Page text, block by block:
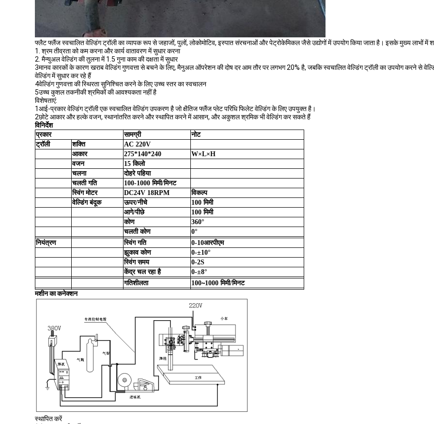
फ्लैट फ्लैंज स्वचालित वेल्डिंग ट्रॉली का व्यापक रूप से जहाजों, पुलों, लोकोमोटिव, इस्पात संरचनाओं और पेट्रोकेमिकल जैसे उद्योगों में उपयोग किया जाता है। इसके मुख्य लाभों में
1. श्रम तीव्रता को कम करना और कार्य वातावरण में सुधार करना
2. मैन्युअल वेल्डिंग की तुलना में 1.5 गुना काम की दक्षता में सुधार
3मानव कारकों के कारण खराब वेल्डिंग गुणवत्ता से बचने के लिए, मैनुअल ऑपरेशन की दोष दर आम तौर पर लगभग 20% है, जबकि स्वचालित वेल्डिंग ट्रॉली का उपयोग करने से
वेल्डिंग में सुधार कर रहे हैं
4वेल्डिंग गुणवत्ता की स्थिरता सुनिश्चित करने के लिए उच्च स्तर का स्वचालन
5उच्च कुशल तकनीकी श्रमिकों की आवश्यकता नहीं है
विशेषताएं:
1आई-प्रकार वेल्डिंग ट्रॉली एक स्वचालित वेल्डिंग उपकरण है जो क्षैतिज फ्लैंज प्लेट परिधि फिलेट वेल्डिंग के लिए उपयुक्त है।
2छोटे आकार और हल्के वजन, स्थानांतरित करने और स्थापित करने में आसान, और अकुशल श्रमिक भी वेल्डिंग कर सकते हैं
विनिर्देश
प्रकार
सामग्री
नोट
ट्रॉली
शक्ति
AC 220V
आकार
275*140*240
W×L×H
वजन
15 किलो
चलना
दोहरे पहिया
चलती गति
100-1000 मिमी/मिनट
स्विंग मोटर
DC24V 18RPM
विकल्प
वेल्डिंग बंदूक
ऊपर/नीचे
100 मिमी
आगे/पीछे
100 मिमी
कोण
360°
चलती कोण
0°
नियंत्रण स्विंग गति
0-10आरपीएम
झुकाव कोण
0-±10°
स्विंग समय
0-2S
केंद्र चल रहा है
0-±8°
गतिशीलता
100∼1000 मिमी/मिनट
मशीन का कनेक्शन
स्थापित करें